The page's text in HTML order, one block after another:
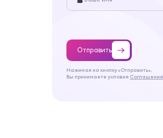
Отправить
Нажимая на кнопку «Отправить»,
Вы принимаете условия Соглашения